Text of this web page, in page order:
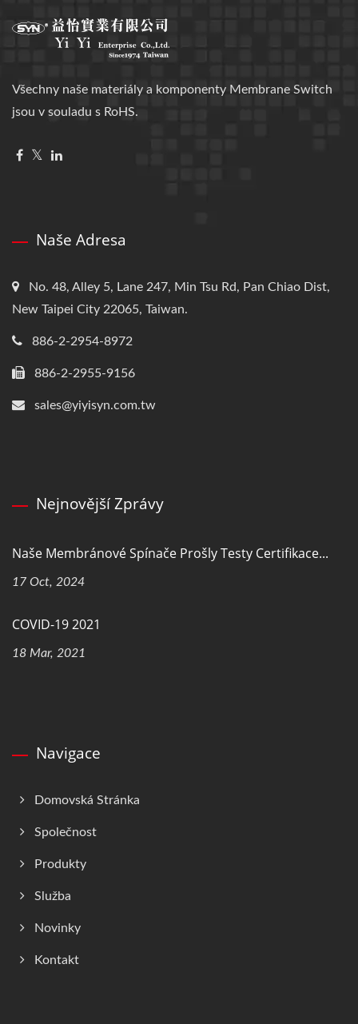
Všechny naše materiály a komponenty Membrane Switch
jsou v souladu s RoHS.
Naše Adresa
No. 48, Alley 5, Lane 247, Min Tsu Rd, Pan Chiao Dist,
New Taipei City 22065, Taiwan.
886-2-2954-8972
886-2-2955-9156
sales@yiyisyn.com.tw
Nejnovější Zprávy
Naše Membránové Spínače Prošly Testy Certifikace...
17 Oct, 2024
COVID-19 2021
18 Mar, 2021
Navigace
Domovská Stránka
Společnost
Produkty
Služba
Novinky
Kontakt